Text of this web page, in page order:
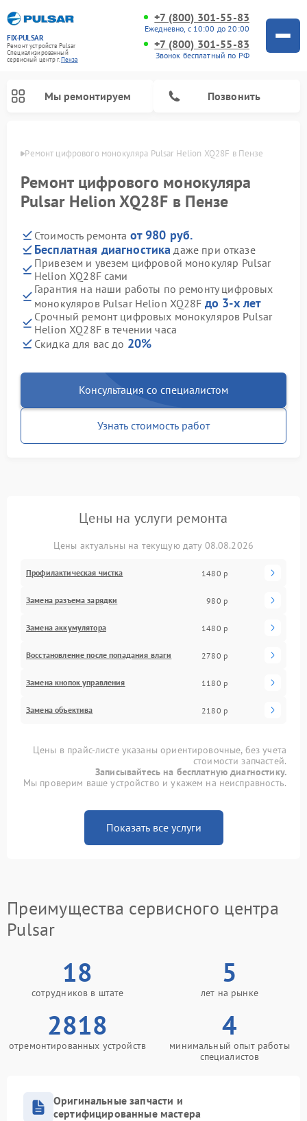
FIX-PULSAR
Ремонт устройств Pulsar
Специализированный
cервисный центр г.Пенза
+7 (800) 301-55-83
Ежедневно, с 10:00 до 20:00
+7 (800) 301-55-83
Звонок бесплатный по РФ
Мы ремонтируем Позвонить
Ремонт цифрового монокуляра Pulsar Helion XQ28F в Пензе
Ремонт цифрового монокуляра
Pulsar Helion XQ28F в Пензе
Стоимость ремонта от 980 руб.
Бесплатная диагностика даже при отказе
Привезем и увезем цифровой монокуляр Pulsar
Helion XQ28F сами
Гарантия на наши работы по ремонту цифровых
монокуляров Pulsar Helion XQ28F до 3-х лет
Срочный ремонт цифровых монокуляров Pulsar
Helion XQ28F в течении часа
Скидка для вас до 20%
Консультация со специалистом
Узнать стоимость работ
Цены на услуги ремонта
Цены актуальны на текущую дату 08.08.2026
Профилактическая чистка 1480 р
Замена разъема зарядки 980 р
Замена аккумулятора 1480 р
Восстановление после попадания влаги 2780 р
Замена кнопок управления 1180 р
Замена объектива 2180 р
Цены в прайс-листе указаны ориентировочные, без учета
стоимости запчастей.
Записывайтесь на бесплатную диагностику.
Мы проверим ваше устройство и укажем на неисправность.
Показать все услуги
Преимущества сервисного центра
Pulsar
18
сотрудников в штате
5
лет на рынке
2818
отремонтированных устройств
4
минимальный опыт работы
специалистов
Оригинальные запчасти и
сертифицированные мастера